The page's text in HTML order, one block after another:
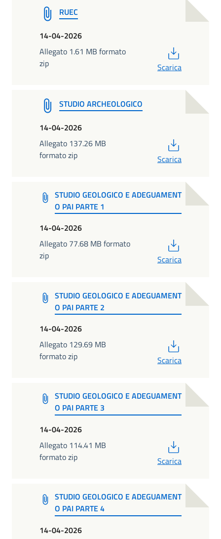
RUEC
14-04-2026
Allegato 1.61 MB formato
zip
Scarica
STUDIO ARCHEOLOGICO
14-04-2026
Allegato 137.26 MB
formato zip
Scarica
STUDIO GEOLOGICO E ADEGUAMENT
O PAI PARTE 1
14-04-2026
Allegato 77.68 MB formato
zip
Scarica
STUDIO GEOLOGICO E ADEGUAMENT
O PAI PARTE 2
14-04-2026
Allegato 129.69 MB
formato zip
Scarica
STUDIO GEOLOGICO E ADEGUAMENT
O PAI PARTE 3
14-04-2026
Allegato 114.41 MB
formato zip
Scarica
STUDIO GEOLOGICO E ADEGUAMENT
O PAI PARTE 4
14-04-2026